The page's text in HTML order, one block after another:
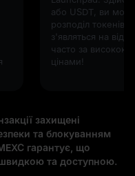
або USDT, ви
розподіл токенів
з'являться на
часто за
цінами!
захищені
та блокуванням
гарантує, що
та доступною.